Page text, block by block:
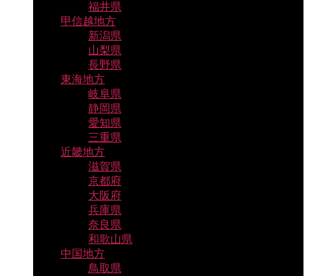
福井県
甲信越地方
新潟県
山梨県
長野県
東海地方
岐阜県
静岡県
愛知県
三重県
近畿地方
滋賀県
京都府
大阪府
兵庫県
奈良県
和歌山県
中国地方
鳥取県